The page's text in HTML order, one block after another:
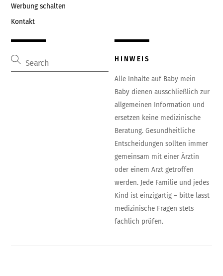
Werbung schalten
Kontakt
HINWEIS
Alle Inhalte auf Baby mein
Baby dienen ausschließlich zur
allgemeinen Information und
ersetzen keine medizinische
Beratung. Gesundheitliche
Entscheidungen sollten immer
gemeinsam mit einer Ärztin
oder einem Arzt getroffen
werden. Jede Familie und jedes
Kind ist einzigartig – bitte lasst
medizinische Fragen stets
fachlich prüfen.